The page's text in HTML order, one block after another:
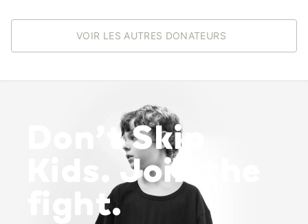
VOIR LES AUTRES DONATEURS
Don’t Skip
Kids. Join the
fight.